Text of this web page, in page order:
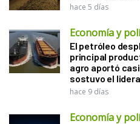
hace 5 días
Economía y
El petróleo
principal
agro aportó
sostuvo el
hace 9 días
Economía y